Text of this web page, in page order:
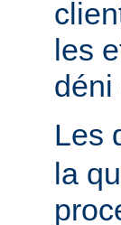
les
déni
Les
la